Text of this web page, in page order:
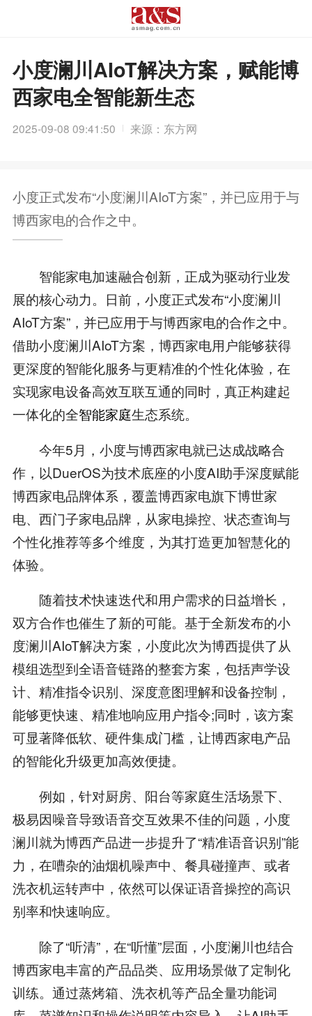
小度澜川AIoT解决方案，赋能博
西家电全智能新生态
2025-09-08 09:41:50 来源：东方网
小度正式发布“小度澜川AIoT方案”，并已应用于与
博西家电的合作之中。
智能家电加速融合创新，正成为驱动行业发
展的核心动力。日前，小度正式发布“小度澜川
AIoT方案”，并已应用于与博西家电的合作之中。
借助小度澜川AIoT方案，博西家电用户能够获得
更深度的智能化服务与更精准的个性化体验，在
实现家电设备高效互联互通的同时，真正构建起
一体化的全智能家庭生态系统。
今年5月，小度与博西家电就已达成战略合
作，以DuerOS为技术底座的小度AI助手深度赋能
博西家电品牌体系，覆盖博西家电旗下博世家
电、西门子家电品牌，从家电操控、状态查询与
个性化推荐等多个维度，为其打造更加智慧化的
体验。
随着技术快速迭代和用户需求的日益增长，
双方合作也催生了新的可能。基于全新发布的小
度澜川AIoT解决方案，小度此次为博西提供了从
模组选型到全语音链路的整套方案，包括声学设
计、精准指令识别、深度意图理解和设备控制，
能够更快速、精准地响应用户指令;同时，该方案
可显著降低软、硬件集成门槛，让博西家电产品
的智能化升级更加高效便捷。
例如，针对厨房、阳台等家庭生活场景下、
极易因噪音导致语音交互效果不佳的问题，小度
澜川就为博西产品进一步提升了“精准语音识别”能
力，在嘈杂的油烟机噪声中、餐具碰撞声、或者
洗衣机运转声中，依然可以保证语音操控的高识
别率和快速响应。
除了“听清”，在“听懂”层面，小度澜川也结合
博西家电丰富的产品品类、应用场景做了定制化
训练。通过蒸烤箱、洗衣机等产品全量功能词